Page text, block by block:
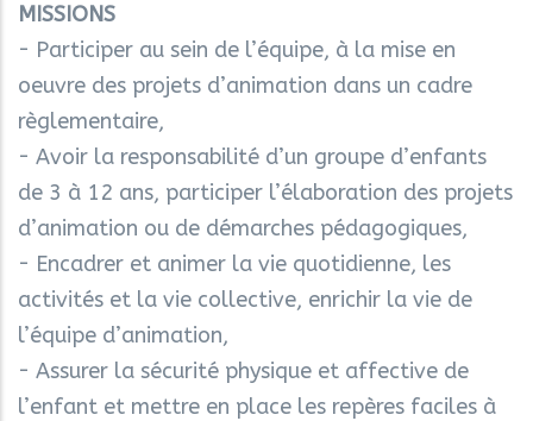
MISSIONS
- Participer au sein de l’équipe, à la mise en
oeuvre des projets d’animation dans un cadre
règlementaire,
- Avoir la responsabilité d’un groupe d’enfants
de 3 à 12 ans, participer l’élaboration des projets
d’animation ou de démarches pédagogiques,
- Encadrer et animer la vie quotidienne, les
activités et la vie collective, enrichir la vie de
l’équipe d’animation,
- Assurer la sécurité physique et affective de
l’enfant et mettre en place les repères faciles à